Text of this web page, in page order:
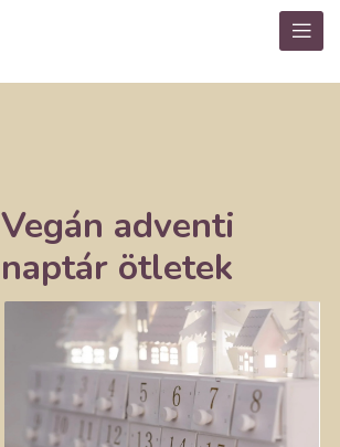
Vegán adventi
naptár ötletek